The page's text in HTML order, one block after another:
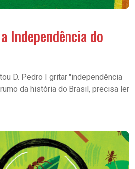
Independência do
D. Pedro I gritar "independência
da história do Brasil, precisa ler